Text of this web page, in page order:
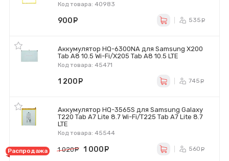
Код товара: 40983
900 535
Аккумулятор HQ-6300NA для Samsung X200
Tab A8 10.5 Wi-Fi/X205 Tab A8 10.5 LTE
Код товара: 45471
1 200 745
Аккумулятор HQ-3565S для Samsung Galaxy
T220 Tab A7 Lite 8.7 Wi-Fi/T225 Tab A7 Lite 8.7
LTE
Код товара: 45544
Распродажа 1 020 руб.
1 000 560